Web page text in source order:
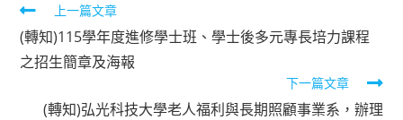
Read
more
上一篇文章
(轉知)115學年度進修學士班、學士後多元專長培力課程
之招生簡章及海報
下一篇文章
(轉知)弘光科技大學老人福利與長期照顧事業系，辦理